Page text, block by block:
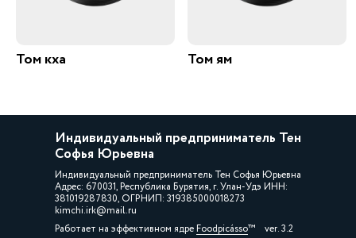
Том кха Том ям
Индивидуальный предприниматель Тен
Софья Юрьевна
Индивидуальный предприниматель Тен Софья Юрьевна
Адрес: 670031, Республика Бурятия, г. Улан-Удэ ИНН:
381019287830, ОГРНИП: 319385000018273
kimchi.irk@mail.ru
Работает на эффективном ядре Foodpicássover. 3.2